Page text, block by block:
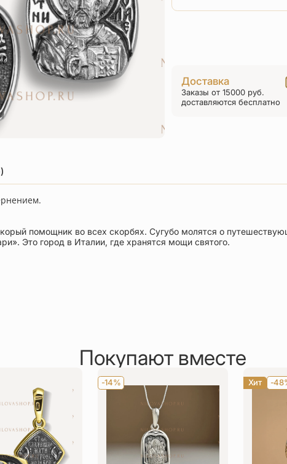
Доставка
Заказы от 15000 руб.
доставляются бесплатно
помощник во всех скорбях. Сугубо молятся о
Это город в Италии, где хранятся мощи святого.
Покупают вместе
-14% Хит -